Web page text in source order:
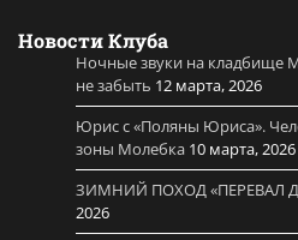
Новости Клуба
Ночные звуки на кладбище
не забыть 12 марта, 2026
Юрис с «Поляны Юриса».
зоны Молебка 10 марта, 2026
ЗИМНИЙ ПОХОД «ПЕРЕВАЛ
2026